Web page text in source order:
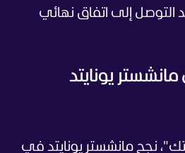
التوصل إلى اتفاق نهائي
يونايتد
نجح مانشستر يونايتد في